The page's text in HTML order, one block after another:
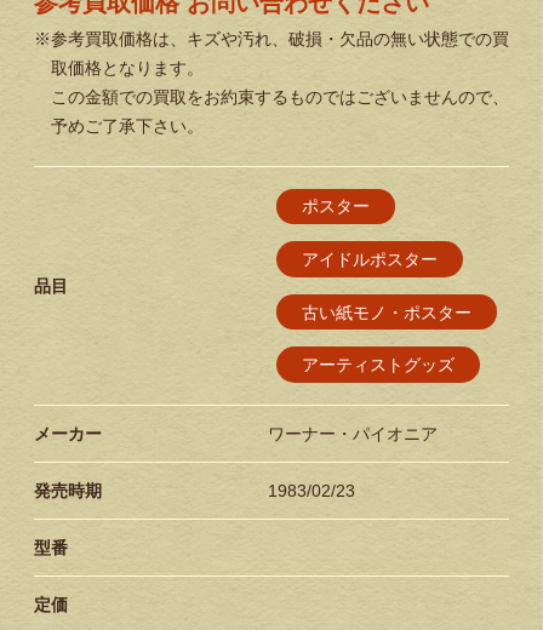
※参考買取価格は、キズや汚れ、破損・欠品の無い状態での買
取価格となります。
この金額での買取をお約束するものではございませんので、
予めご了承下さい。
品目
ポスター
アイドルポスター
古い紙モノ・ポスター
アーティストグッズ
メーカー ワーナー・パイオニア
発売時期 1983/02/23
型番
定価